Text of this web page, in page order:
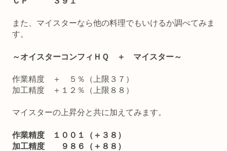
また、マイスターなら他の料理でもいけるか調べてみま
す。
～オイスターコンフィＨＱ ＋ マイスター～
作業精度 ＋ ５％（上限３７）
加工精度 ＋１２％（上限８８）
マイスターの上昇分と共に加えてみます。
作業精度 １００１（＋３８）
加工精度 ９８６（＋８８）